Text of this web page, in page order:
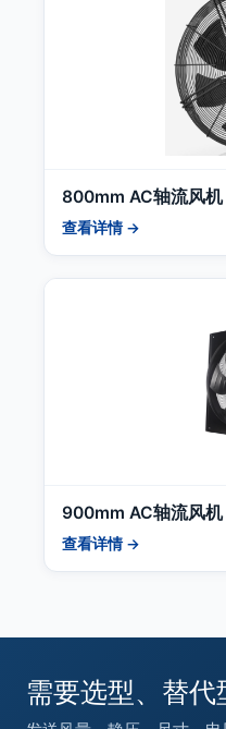
800mm AC轴流风机
查看详情 →
900mm AC轴流风机
查看详情 →
需要选型、替代